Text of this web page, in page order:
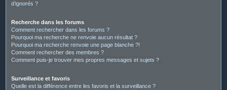
d’ignorés ?
Recherche dans les forums
Comment rechercher dans les forums ?
Pourquoi ma recherche ne renvoie aucun résultat ?
Pourquoi ma recherche renvoie une page blanche ?!
Comment rechercher des membres ?
Comment puis-je trouver mes propres messages et sujets ?
Surveillance et favoris
Quelle est la différence entre les favoris et la surveillance ?